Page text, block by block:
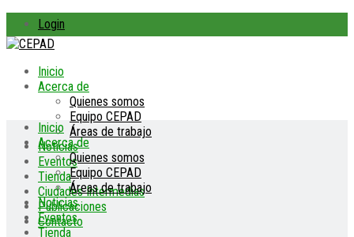
Login
Inicio
Acerca de
Quienes somos
Equipo CEPAD
Áreas de trabajo
Noticias
Eventos
Tienda
Ciudades Intermedias
Publicaciones
Contacto
Inicio
Acerca de
Quienes somos
Equipo CEPAD
Áreas de trabajo
Noticias
Eventos
Tienda